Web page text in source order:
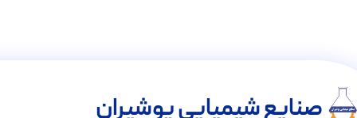
صنایع شیمیایی پوشیران